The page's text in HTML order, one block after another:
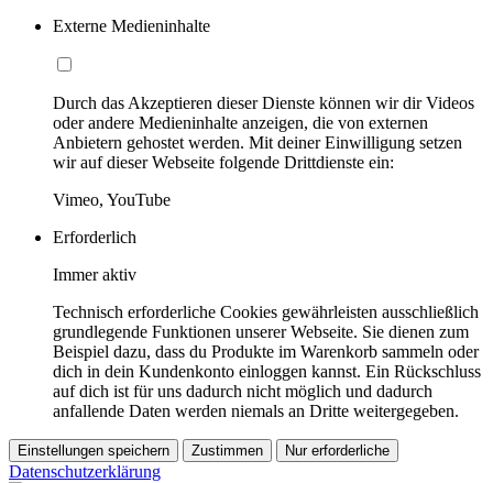
Externe Medieninhalte
Durch das Akzeptieren dieser Dienste können wir dir Videos
oder andere Medieninhalte anzeigen, die von externen
Anbietern gehostet werden. Mit deiner Einwilligung setzen
wir auf dieser Webseite folgende Drittdienste ein:
Vimeo, YouTube
Erforderlich
Immer aktiv
Technisch erforderliche Cookies gewährleisten ausschließlich
grundlegende Funktionen unserer Webseite. Sie dienen zum
Beispiel dazu, dass du Produkte im Warenkorb sammeln oder
dich in dein Kundenkonto einloggen kannst. Ein Rückschluss
auf dich ist für uns dadurch nicht möglich und dadurch
anfallende Daten werden niemals an Dritte weitergegeben.
Einstellungen speichern Zustimmen Nur erforderliche
Datenschutzerklärung